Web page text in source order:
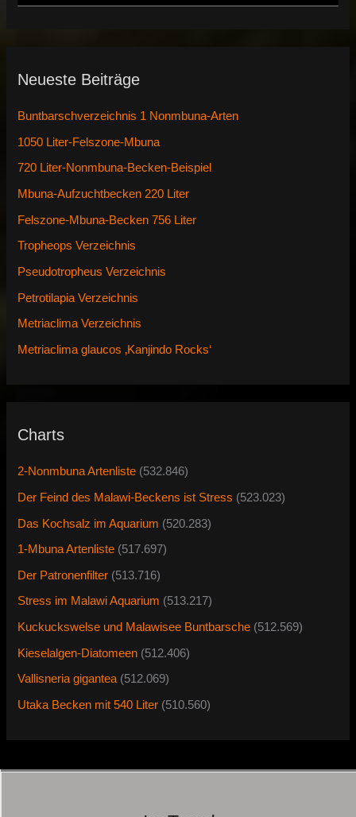
Neueste Beiträge
Buntbarschverzeichnis 1 Nonmbuna-Arten
1050 Liter-Felszone-Mbuna
720 Liter-Nonmbuna-Becken-Beispiel
Mbuna-Aufzuchtbecken 220 Liter
Felszone-Mbuna-Becken 756 Liter
Tropheops Verzeichnis
Pseudotropheus Verzeichnis
Petrotilapia Verzeichnis
Metriaclima Verzeichnis
Metriaclima glaucos ‚Kanjindo Rocks‘
Charts
2-Nonmbuna Artenliste (532.846)
Der Feind des Malawi-Beckens ist Stress (523.023)
Das Kochsalz im Aquarium (520.283)
1-Mbuna Artenliste (517.697)
Der Patronenfilter (513.716)
Stress im Malawi Aquarium (513.217)
Kuckuckswelse und Malawisee Buntbarsche (512.569)
Kieselalgen-Diatomeen (512.406)
Vallisneria gigantea (512.069)
Utaka Becken mit 540 Liter (510.560)